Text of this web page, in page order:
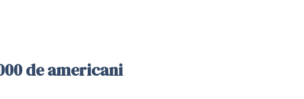
de americani